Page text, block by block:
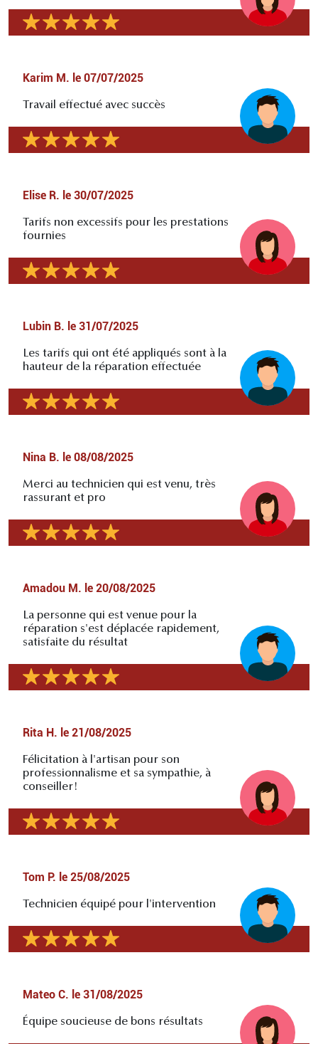
Karim M. le 07/07/2025
Travail effectué avec succès
Elise R. le 30/07/2025
Tarifs non excessifs pour les prestations
fournies
Lubin B. le 31/07/2025
Les tarifs qui ont été appliqués sont à la
hauteur de la réparation effectuée
Nina B. le 08/08/2025
Merci au technicien qui est venu, très
rassurant et pro
Amadou M. le 20/08/2025
La personne qui est venue pour la
réparation s'est déplacée rapidement,
satisfaite du résultat
Rita H. le 21/08/2025
Félicitation à l'artisan pour son
professionnalisme et sa sympathie, à
conseiller!
Tom P. le 25/08/2025
Technicien équipé pour l'intervention
Mateo C. le 31/08/2025
Équipe soucieuse de bons résultats